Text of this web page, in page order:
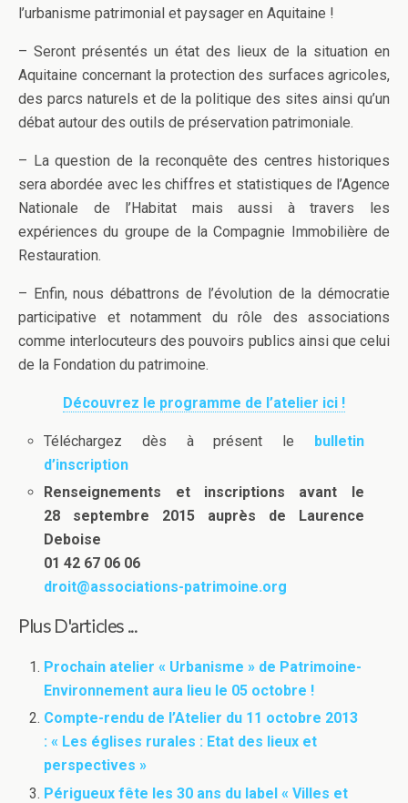
l’urbanisme patrimonial et paysager en Aquitaine !
– Seront présentés un état des lieux de la situation en
Aquitaine concernant la protection des surfaces agricoles,
des parcs naturels et de la politique des sites ainsi qu’un
débat autour des outils de préservation patrimoniale.
– La question de la reconquête des centres historiques
sera abordée avec les chiffres et statistiques de l’Agence
Nationale de l’Habitat mais aussi à travers les
expériences du groupe de la Compagnie Immobilière de
Restauration.
– Enfin, nous débattrons de l’évolution de la démocratie
participative et notamment du rôle des associations
comme interlocuteurs des pouvoirs publics ainsi que celui
de la Fondation du patrimoine.
Découvrez le programme de l’atelier ici !
Téléchargez dès à présent le
bulletin
d’inscription
Renseignements et inscriptions avant le
28 septembre 2015 auprès de
Laurence
Deboise
01 42 67 06 06
droit@associations-patrimoine.org
Plus D'articles ...
Prochain atelier « Urbanisme » de Patrimoine-
Environnement aura lieu le 05 octobre !
Compte-rendu de l’Atelier du 11 octobre 2013
: « Les églises rurales : Etat des lieux et
perspectives »
Périgueux fête les 30 ans du label « Villes et